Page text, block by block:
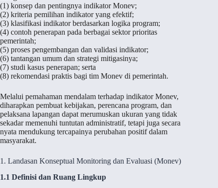
(1) konsep dan pentingnya indikator Monev;
(2) kriteria pemilihan indikator yang efektif;
(3) klasifikasi indikator berdasarkan logika program;
(4) contoh penerapan pada berbagai sektor prioritas
pemerintah;
(5) proses pengembangan dan validasi indikator;
(6) tantangan umum dan strategi mitigasinya;
(7) studi kasus penerapan; serta
(8) rekomendasi praktis bagi tim Monev di pemerintah.
Melalui pemahaman mendalam terhadap indikator Monev,
diharapkan pembuat kebijakan, perencana program, dan
pelaksana lapangan dapat merumuskan ukuran yang tidak
sekadar memenuhi tuntutan administratif, tetapi juga secara
nyata mendukung tercapainya perubahan positif dalam
masyarakat.
1. Landasan Konseptual Monitoring dan Evaluasi (Monev)
1.1 Definisi dan Ruang Lingkup